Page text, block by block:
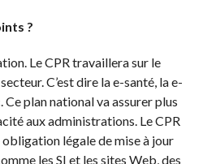
?
Le CPR travaillera sur le
C’est dire la e-santé, la e-
plan national va assurer plus
aux administrations. Le CPR
légale de mise à jour
les SI et les sites Web, des